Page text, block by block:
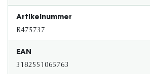
Artikelnummer
R475737
EAN
3182551065763